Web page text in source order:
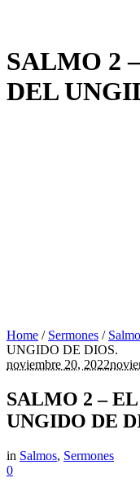
SALMO 2
DEL
Home / Sermones /
UNGIDO DE DIOS.
noviembre 20, 2022
SALMO 2 –
UNGIDO DE
in Salmos, Sermones
0